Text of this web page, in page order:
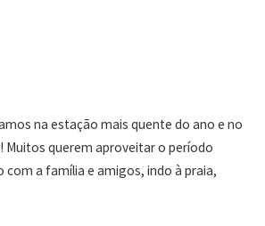
na estação mais quente do ano e no
Muitos querem aproveitar o período
com a família e amigos, indo à praia,